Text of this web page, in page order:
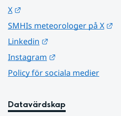
X
SMHIs meteorologer på X
Linkedin
Instagram
Policy för sociala medier
Datavärdskap